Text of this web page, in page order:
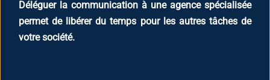
Déléguer la communication à une agence spécialisée
permet de libérer du temps pour les autres tâches de
votre société.